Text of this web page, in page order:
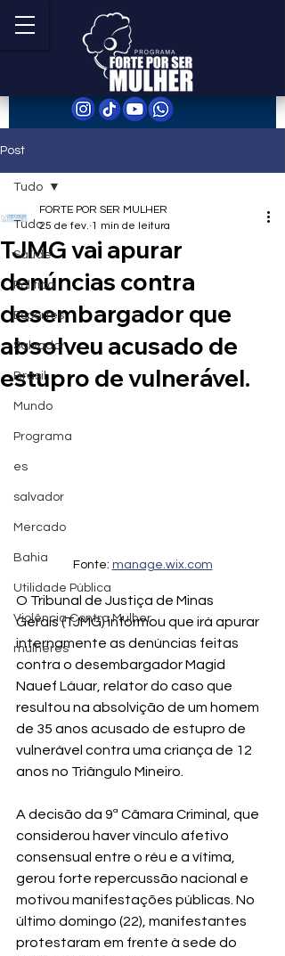
Post
Tudo
Saúde
Política
Esportes
Salvador
Brasil
Mundo
Programa
es
salvador
Mercado
Bahia
Utilidade Pública
Violência Contra Mulher
mulheres
Tudo
TJMG vai apurar
denúncias contra
desembargador que
absolveu acusado de
estupro de vulnerável.
FORTE POR SER MULHER
25 de fev. 1 min de leitura
Fonte: manage.wix.com
O Tribunal de Justiça de Minas
Gerais (TJMG) informou que irá apurar
internamente as denúncias feitas
contra o desembargador Magid
Nauef Láuar, relator do caso que
resultou na absolvição de um homem
de 35 anos acusado de estupro de
vulnerável contra uma criança de 12
anos no Triângulo Mineiro.
A decisão da 9ª Câmara Criminal, que
considerou haver vínculo afetivo
consensual entre o réu e a vítima,
gerou forte repercussão nacional e
motivou manifestações públicas. No
último domingo (22), manifestantes
protestaram em frente à sede do